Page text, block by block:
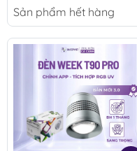
Sản phẩm hết hàng